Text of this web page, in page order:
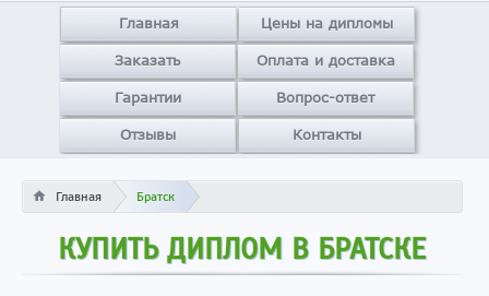
Главная Цены на дипломы
Заказать Оплата и доставка
Гарантии Вопрос-ответ
Отзывы Контакты
Главная Братск
КУПИТЬ ДИПЛОМ В БРАТСКЕ